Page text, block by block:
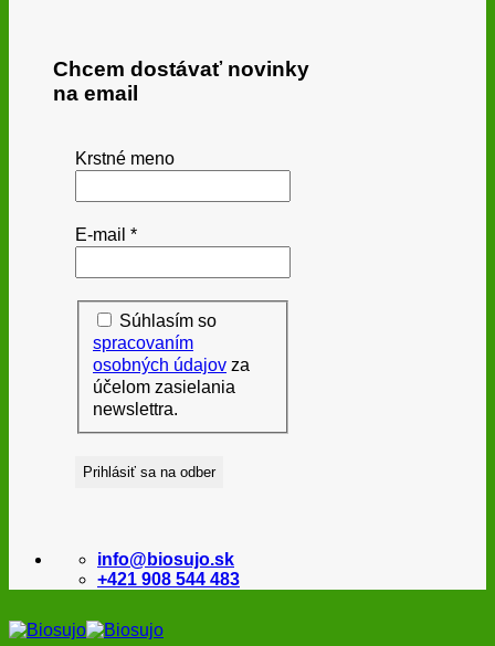
Chcem dostávať novinky
na email
Krstné meno
E-mail *
Súhlasím so
spracovaním
osobných údajov za
účelom zasielania
newslettra.
info@biosujo.sk
+421 908 544 483